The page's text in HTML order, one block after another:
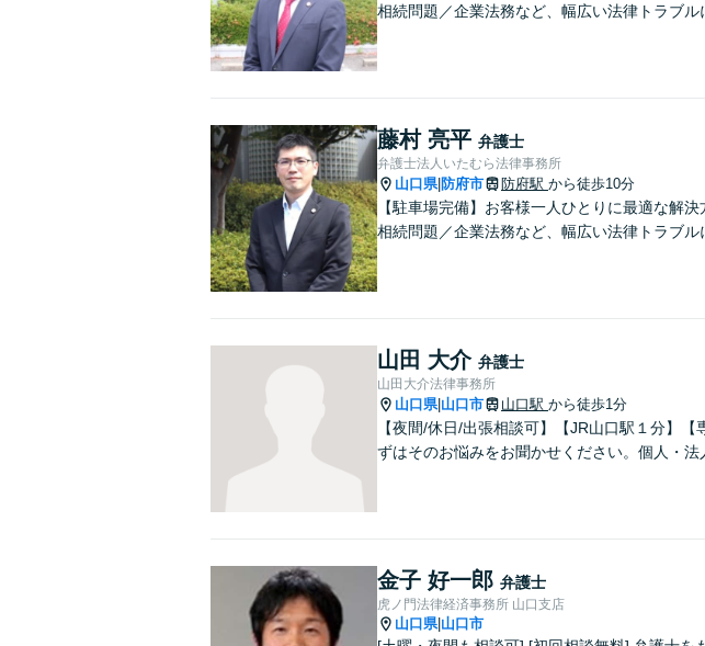
相続問題／企業法務など、幅広い法律トラブ
藤村 亮平 弁護士
弁護士法人いたむら法律事務所
山口県| 防府市 防府駅 から徒歩10分
【駐車場完備】お客様一人ひとりに最適な解
相続問題／企業法務など、幅広い法律トラブ
山田 大介 弁護士
山田大介法律事務所
山口県| 山口市 山口駅 から徒歩1分
【夜間/休日/出張相談可】【JR山口駅１分】
ずはそのお悩みをお聞かせください。個人・
金子 好一郎 弁護士
虎ノ門法律経済事務所 山口支店
山口県| 山口市